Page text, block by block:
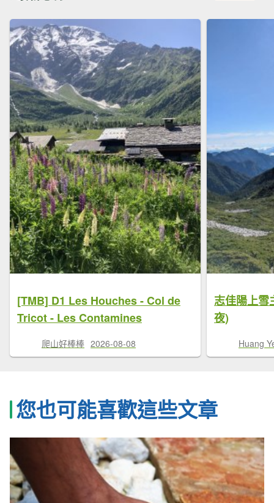
[TMB] D1 Les Houches - Col de
Tricot - Les Contamines
爬山好棒棒 2026-08-08
志佳陽上雪
夜)
Huang
您也可能喜歡這些文章